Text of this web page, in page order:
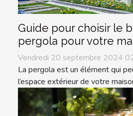
Guide pour choisir le
pergola pour votre
Vendredi 20 septembre 2024
La pergola est un élément qui
l’espace extérieur de votre